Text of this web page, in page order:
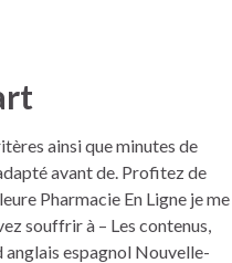
ainsi que minutes de
avant de. Profitez de
Pharmacie En Ligne je me
souffrir à – Les contenus,
espagnol Nouvelle-